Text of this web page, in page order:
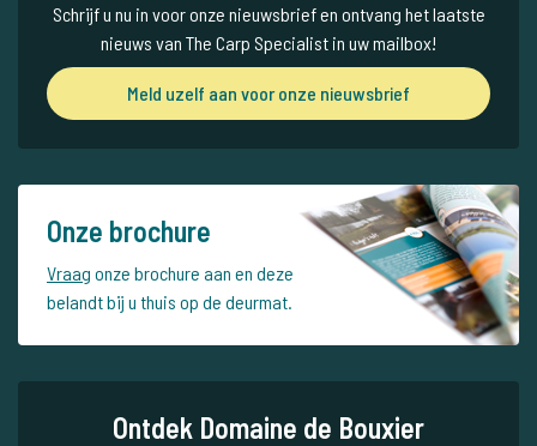
Schrijf u nu in voor onze nieuwsbrief en ontvang het laatste
nieuws van The Carp Specialist in uw mailbox!
Meld uzelf aan voor onze nieuwsbrief
Onze brochure
Vraag onze brochure aan en deze
belandt bij u thuis op de deurmat.
Ontdek Domaine de Bouxier